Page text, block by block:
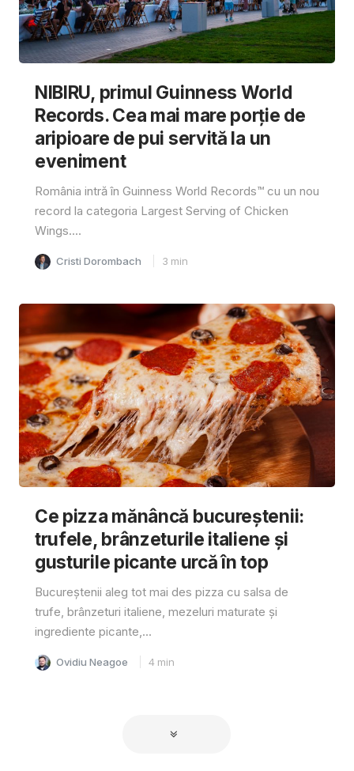
NIBIRU, primul Guinness World
Records. Cea mai mare porție de
aripioare de pui servită la un
eveniment
România intră în Guinness World Records™️ cu un nou
record la categoria Largest Serving of Chicken
Wings....
Cristi Dorombach 3 min
Ce pizza mănâncă bucureștenii:
trufele, brânzeturile italiene și
gusturile picante urcă în top
Bucureștenii aleg tot mai des pizza cu salsa de
trufe, brânzeturi italiene, mezeluri maturate și
ingrediente picante,...
Ovidiu Neagoe 4 min